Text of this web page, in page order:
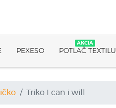
PEXESO POTLAČ TEXTILU
AKCIA
Triko I can i will